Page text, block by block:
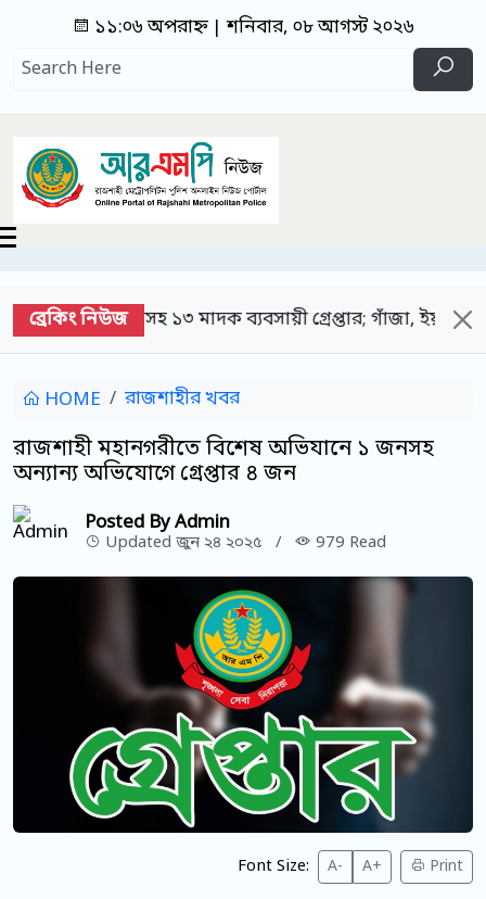
১১:০৬ অপরাহ্ন | শনিবার, ০৮ আগস্ট ২০২৬
ব্রেকিং নিউজ
১৩ মাদক ব্যবসায়ী গ্রেপ্তার; গাঁজা, ইয়াবা,
HOME রাজশাহীর খবর
রাজশাহী মহানগরীতে বিশেষ অভিযানে ১ জনসহ
অন্যান্য অভিযোগে গ্রেপ্তার ৪ জন
Posted By Admin
Updated জুন ২৪ ২০২৫ / 979 Read
Font Size: A- A+ Print